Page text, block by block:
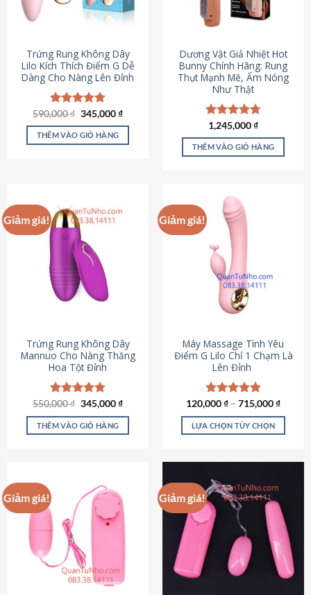
Trứng Rung Không Dây
Lilo Kích Thích Điểm G Dễ
Dàng Cho Nàng Lên Đỉnh
Được xếp
hạng4.79
5 sao
590,000₫ Giá
là:
590,000 ₫.
345,000₫Giá
tại
345,000 ₫.
THÊM VÀO GIỎ HÀNG
Dương Vật Giả Nhiệt Hot
Bunny Chính Hãng: Rung
Thụt Mạnh Mẽ, Ấm Nóng
Như Thật
Được xếp
hạng4.73
5 sao
1,245,000₫
THÊM VÀO GIỎ HÀNG
Giảm giá!
Trứng Rung Không Dây
Mannuo Cho Nàng Thăng
Hoa Tột Đỉnh
Được xếp
hạng4.81
5 sao
550,000₫ Giá
là:
550,000 ₫.
345,000₫Giá
tại
THÊM VÀO GIỎ HÀNG
Giảm giá!
Máy Massage Tình Yêu
Điểm G Lilo Chỉ 1 Chạm Là
Lên Đỉnh
Được xếp
hạng4.85
5 sao
120,000₫ – 715,000₫
LỰA CHỌN TÙY CHỌN
có
nhiều
biến
thể.
Các
tùy
chọn
Giảm giá! Giảm giá!